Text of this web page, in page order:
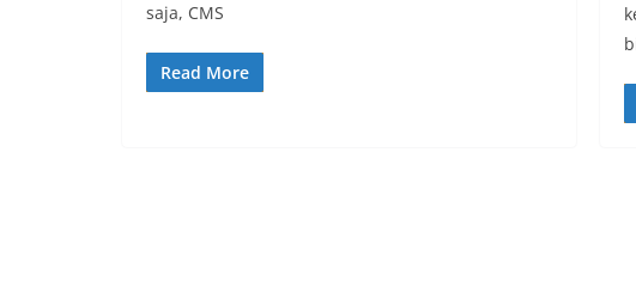
saja, CMS
Read More